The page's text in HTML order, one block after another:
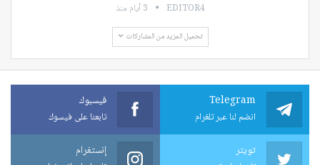
EDITOR4 3 أيام منذ
تحميل المزيد من المشاركات
Telegram
انضم لنا عبر تلغرام
فيسبوك
تابعنا على فيسوك
تويتر إنستغرام